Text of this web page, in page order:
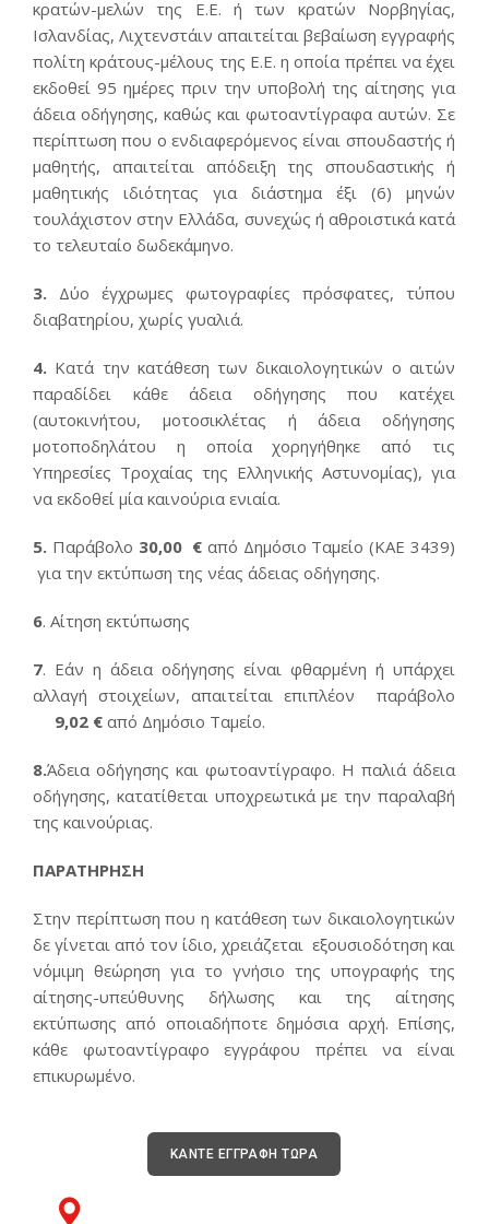
κρατών-μελών της Ε.Ε. ή των κρατών Νορβηγίας,
Ισλανδίας, Λιχτενστάιν απαιτείται βεβαίωση εγγραφής
πολίτη κράτους-μέλους της Ε.Ε. η οποία πρέπει να έχει
εκδοθεί 95 ημέρες πριν την υποβολή της αίτησης για
άδεια οδήγησης, καθώς και φωτοαντίγραφα αυτών. Σε
περίπτωση που ο ενδιαφερόμενος είναι σπουδαστής ή
μαθητής, απαιτείται απόδειξη της σπουδαστικής ή
μαθητικής ιδιότητας για διάστημα έξι (6) μηνών
τουλάχιστον στην Ελλάδα, συνεχώς ή αθροιστικά κατά
το τελευταίο δωδεκάμηνο.
3. Δύο έγχρωμες φωτογραφίες πρόσφατες, τύπου
διαβατηρίου, χωρίς γυαλιά.
4. Κατά την κατάθεση των δικαιολογητικών ο αιτών
παραδίδει κάθε άδεια οδήγησης που κατέχει
(αυτοκινήτου, μοτοσικλέτας ή άδεια οδήγησης
μοτοποδηλάτου η οποία χορηγήθηκε από τις
Υπηρεσίες Τροχαίας της Ελληνικής Αστυνομίας), για
να εκδοθεί μία καινούρια ενιαία.
5. Παράβολο 30,00 € από Δημόσιο Ταμείο (ΚΑΕ 3439)
για την εκτύπωση της νέας άδειας οδήγησης.
6. Αίτηση εκτύπωσης
7. Εάν η άδεια οδήγησης είναι φθαρμένη ή υπάρχει
αλλαγή στοιχείων, απαιτείται επιπλέον παράβολο
9,02 € από Δημόσιο Ταμείο.
8.Άδεια οδήγησης και φωτοαντίγραφο. Η παλιά άδεια
οδήγησης, κατατίθεται υποχρεωτικά με την παραλαβή
της καινούριας.
ΠΑΡΑΤΗΡΗΣΗ
Στην περίπτωση που η κατάθεση των δικαιολογητικών
δε γίνεται από τον ίδιο, χρειάζεται εξουσιοδότηση και
νόμιμη θεώρηση για το γνήσιο της υπογραφής της
αίτησης-υπεύθυνης δήλωσης και της αίτησης
εκτύπωσης από οποιαδήποτε δημόσια αρχή. Επίσης,
κάθε φωτοαντίγραφο εγγράφου πρέπει να είναι
επικυρωμένο.
ΚΑΝΤΕ ΕΓΓΡΑΦΗ ΤΩΡΑ